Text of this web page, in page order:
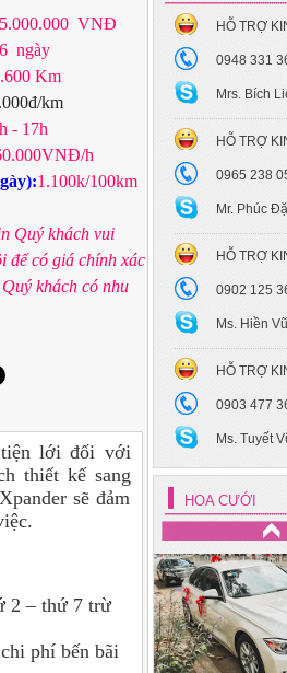
VNĐ
ngày
Km
km
- 17h
h
1.100k/100km
Quý khách vui
để có giá chính xác
khách có nhu
lới đối với
thiết kế sang
sẽ đảm
2 – thứ 7 trừ
phí bến bãi
HỖ TRỢ
0948 331
Mrs. Bích
HỖ TRỢ
0965 238
Mr. Phúc
HỖ TRỢ
0902 125
Ms. Hiền Vũ
HỖ TRỢ
0903 477
Ms. Tuyết
HOA CƯỚI